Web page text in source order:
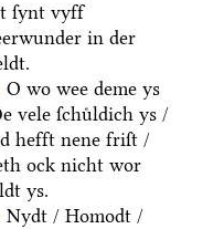
ſynt vyff
in der
O wo wee deme ys
vele ſchuͤldich ys /
hefft nene friſt /
ock nicht wor
ys.
Nydt / Homodt /